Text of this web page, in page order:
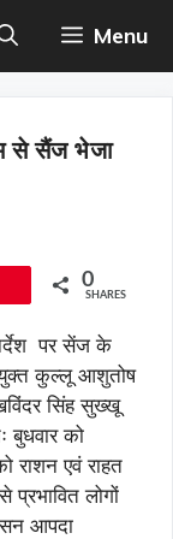
Menu
से सैंज भेजा
0
SHARES
पर सेंज के
कुल्लू आशुतोष
सिंह सुख्खू
बुधवार को
राशन एवं राहत
प्रभावित लोगों
आपदा